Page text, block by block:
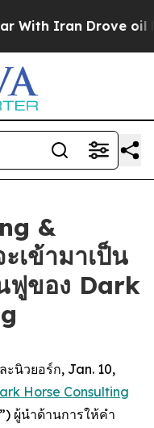
Iran Drove oil
&
เข้ามาเป็น
ฟูของ Dark
ะนิวยอร์ก, Jan. 10,
Horse Consulting
ผู้นำด้านการให้คำ